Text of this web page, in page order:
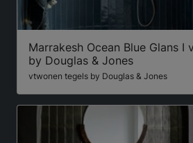
Marrakesh Ocean Blue Glans I
by Douglas & Jones
vtwonen tegels by Douglas & Jones